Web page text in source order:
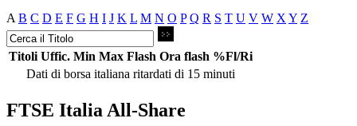
A B C D E F G H I J K L M N O P Q R S T U V W X Y Z
Titoli Uffic. Min Max Flash Ora flash %Fl/Ri
Dati di borsa italiana ritardati di 15 minuti
FTSE Italia All-Share